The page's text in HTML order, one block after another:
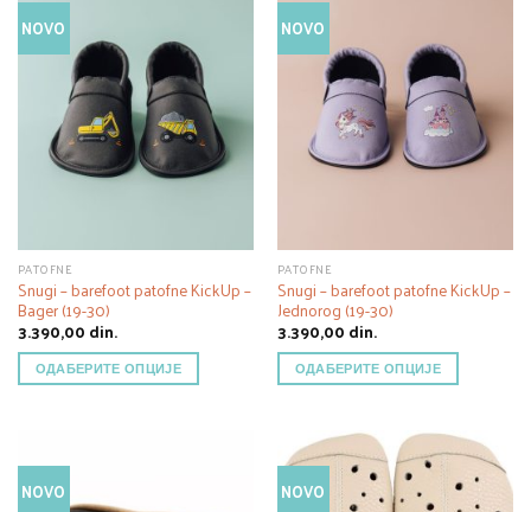
NOVO
PATOFNE
Snugi – barefoot patofne KickUp –
Bager (19-30)
3.390,00 din.
ОДАБЕРИТЕ ОПЦИЈЕ
NOVO
PATOFNE
Snugi – barefoot patofne KickUp –
Jednorog (19-30)
3.390,00 din.
ОДАБЕРИТЕ ОПЦИЈЕ
NOVO NOVO